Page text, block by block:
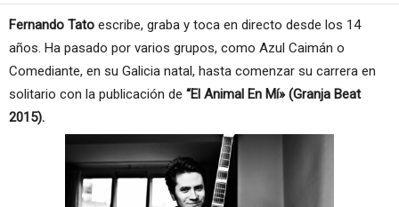
Fernando Tato escribe, graba y toca en directo desde los 14
años. Ha pasado por varios grupos, como Azul Caimán o
Comediante, en su Galicia natal, hasta comenzar su carrera en
solitario con la publicación de “El Animal En Mí» (Granja Beat
2015).